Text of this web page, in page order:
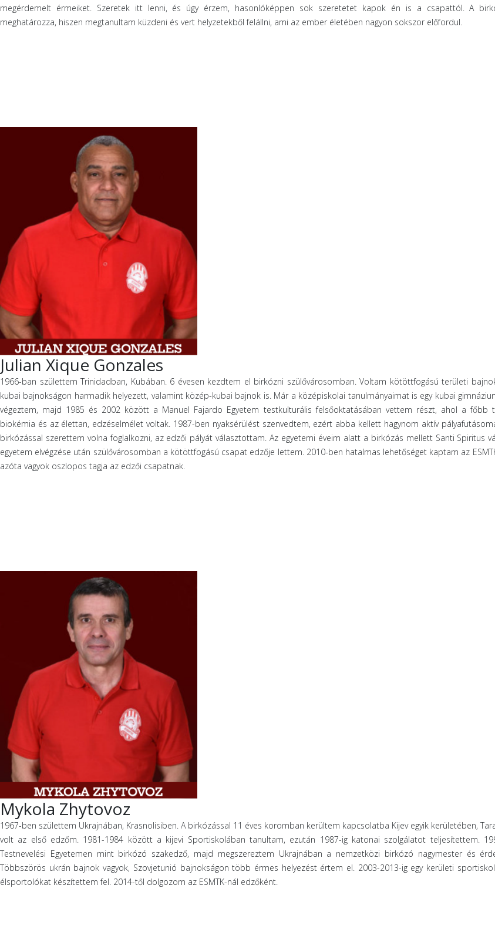
megérdemelt érmeiket. Szeretek itt lenni, és úgy érzem, hasonlóképpen sok szeretetet kapok én is a csapattól. A
meghatározza, hiszen megtanultam küzdeni és vert helyzetekből felállni, ami az ember életében nagyon sokszor előfordul.
Julian Xique Gonzales
1966-ban születtem Trinidadban, Kubában. 6 évesen kezdtem el birkózni szülővárosomban. Voltam kötöttfogású területi
kubai bajnokságon harmadik helyezett, valamint közép-kubai bajnok is. Már a középiskolai tanulmányaimat is egy kubai
végeztem, majd 1985 és 2002 között a Manuel Fajardo Egyetem testkulturális felsőoktatásában vettem részt, ahol a főbb
biokémia és az élettan, edzéselmélet voltak. 1987-ben nyaksérülést szenvedtem, ezért abba kellett hagynom aktív
birkózással szerettem volna foglalkozni, az edzői pályát választottam. Az egyetemi éveim alatt a birkózás mellett Santi Spiritus
egyetem elvégzése után szülővárosomban a kötöttfogású csapat edzője lettem. 2010-ben hatalmas lehetőséget kaptam az
azóta vagyok oszlopos tagja az edzői csapatnak.
Mykola Zhytovoz
1967-ben születtem Ukrajnában, Krasnolisiben. A birkózással 11 éves koromban kerültem kapcsolatba Kijev egyik kerületében,
volt az első edzőm. 1981-1984 között a kijevi Sportiskolában tanultam, ezután 1987-ig katonai szolgálatot teljesítettem.
Testnevelési Egyetemen mint birkózó szakedző, majd megszereztem Ukrajnában a nemzetközi birkózó nagymester és
Többszörös ukrán bajnok vagyok, Szovjetunió bajnokságon több érmes helyezést értem el. 2003-2013-ig egy kerületi
élsportolókat készítettem fel. 2014-től dolgozom az ESMTK-nál edzőként.